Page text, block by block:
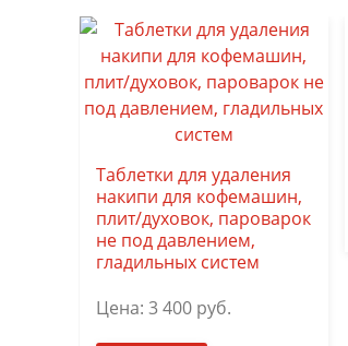
Таблетки для удаления
накипи для кофемашин,
плит/духовок, пароварок
не под давлением,
гладильных систем
Цена: 3 400 руб.